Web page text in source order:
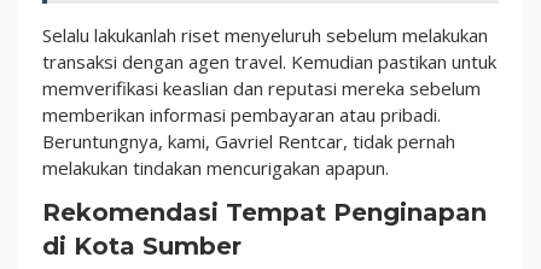
Selalu lakukanlah riset menyeluruh sebelum melakukan
transaksi dengan agen travel. Kemudian pastikan untuk
memverifikasi keaslian dan reputasi mereka sebelum
memberikan informasi pembayaran atau pribadi.
Beruntungnya, kami, Gavriel Rentcar, tidak pernah
melakukan tindakan mencurigakan apapun.
Rekomendasi Tempat Penginapan
di Kota Sumber